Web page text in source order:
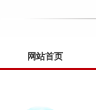
网站首页